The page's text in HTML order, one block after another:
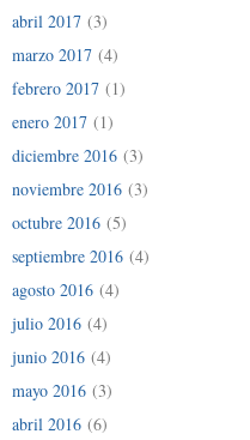
abril 2017 (3)
marzo 2017 (4)
febrero 2017 (1)
enero 2017 (1)
diciembre 2016 (3)
noviembre 2016 (3)
octubre 2016 (5)
septiembre 2016 (4)
agosto 2016 (4)
julio 2016 (4)
junio 2016 (4)
mayo 2016 (3)
abril 2016 (6)